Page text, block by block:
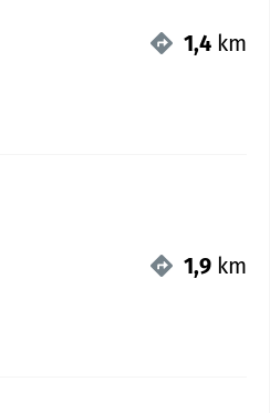
1,4 km
1,9 km